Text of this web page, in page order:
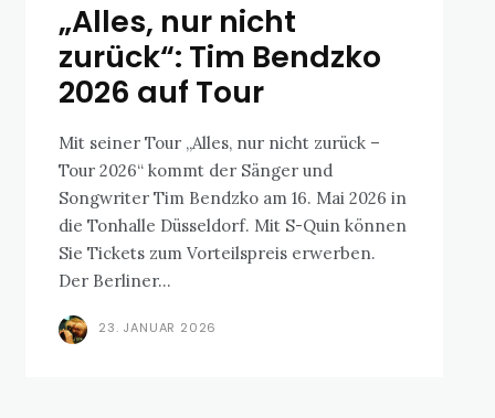
„Alles, nur nicht
zurück“: Tim Bendzko
2026 auf Tour
Mit seiner Tour „Alles, nur nicht zurück –
Tour 2026“ kommt der Sänger und
Songwriter Tim Bendzko am 16. Mai 2026 in
die Tonhalle Düsseldorf. Mit S-Quin können
Sie Tickets zum Vorteilspreis erwerben.
Der Berliner...
23. JANUAR 2026